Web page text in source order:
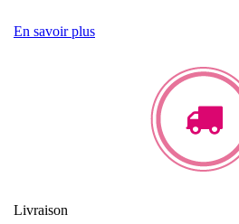
En savoir plus
Livraison